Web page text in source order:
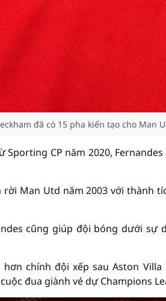
đã có 15 pha kiến ​​tạo cho Man
CP năm 2020,
Man Utd năm 2003 với thành
cũng giúp đội bóng dưới sự
chính đội xếp sau Aston
đua giành vé dự Champions